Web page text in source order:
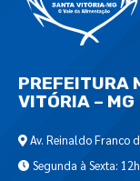
PREFEITURA
VITÓRIA – MG
Av. Reinaldo Franco
Segunda à Sexta: